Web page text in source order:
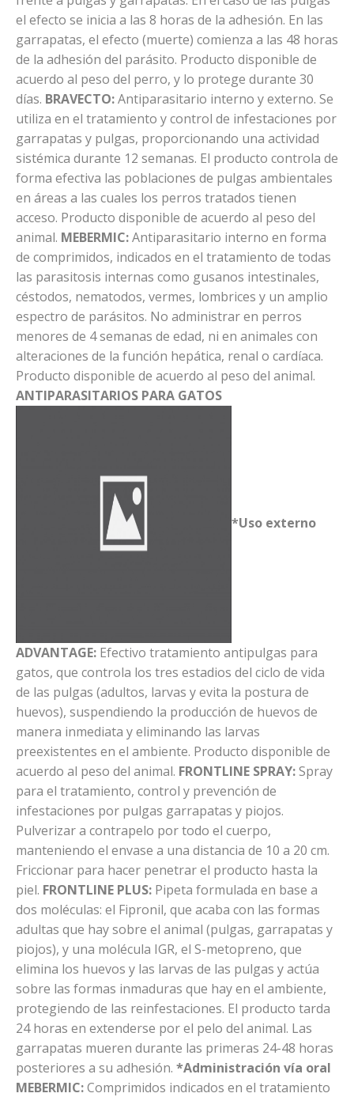
el efecto se inicia a las 8 horas de la adhesión. En las
garrapatas, el efecto (muerte) comienza a las 48 horas
de la adhesión del parásito. Producto disponible de
acuerdo al peso del perro, y lo protege durante 30
días. BRAVECTO:Antiparasitario interno y externo. Se
utiliza en el tratamiento y control de infestaciones por
garrapatas y pulgas, proporcionando una actividad
sistémica durante 12 semanas. El producto controla de
forma efectiva las poblaciones de pulgas ambientales
en áreas a las cuales los perros tratados tienen
acceso. Producto disponible de acuerdo al peso del
animal. MEBERMIC:Antiparasitario interno en forma
de comprimidos, indicados en el tratamiento de todas
las parasitosis internas como gusanos intestinales,
céstodos, nematodos, vermes, lombrices y un amplio
espectro de parásitos. No administrar en perros
menores de 4 semanas de edad, ni en animales con
alteraciones de la función hepática, renal o cardíaca.
Producto disponible de acuerdo al peso del animal.
ANTIPARASITARIOS PARA GATOS
*Uso externo
ADVANTAGE: Efectivo tratamiento antipulgas para
gatos, que controla los tres estadios del ciclo de vida
de las pulgas (adultos, larvas y evita la postura de
huevos), suspendiendo la producción de huevos de
manera inmediata y eliminando las larvas
preexistentes en el ambiente. Producto disponible de
acuerdo al peso del animal. FRONTLINE SPRAY:Spray
para el tratamiento, control y prevención de
infestaciones por pulgas garrapatas y piojos.
Pulverizar a contrapelo por todo el cuerpo,
manteniendo el envase a una distancia de 10 a 20 cm.
Friccionar para hacer penetrar el producto hasta la
piel. FRONTLINE PLUS: Pipeta formulada en base a
dos moléculas: el Fipronil, que acaba con las formas
adultas que hay sobre el animal (pulgas, garrapatas y
piojos), y una molécula IGR, el S-metopreno, que
elimina los huevos y las larvas de las pulgas y actúa
sobre las formas inmaduras que hay en el ambiente,
protegiendo de las reinfestaciones. El producto tarda
24 horas en extenderse por el pelo del animal. Las
garrapatas mueren durante las primeras 24-48 horas
posteriores a su adhesión. *Administración vía oral
MEBERMIC:Comprimidos indicados en el tratamiento